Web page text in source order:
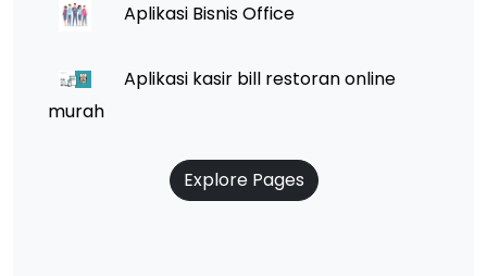
Aplikasi Bisnis Office
Aplikasi kasir bill restoran online
murah
Explore Pages